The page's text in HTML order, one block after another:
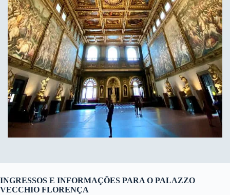
INGRESSOS E INFORMAÇÕES PARA O PALAZZO
VECCHIO FLORENÇA